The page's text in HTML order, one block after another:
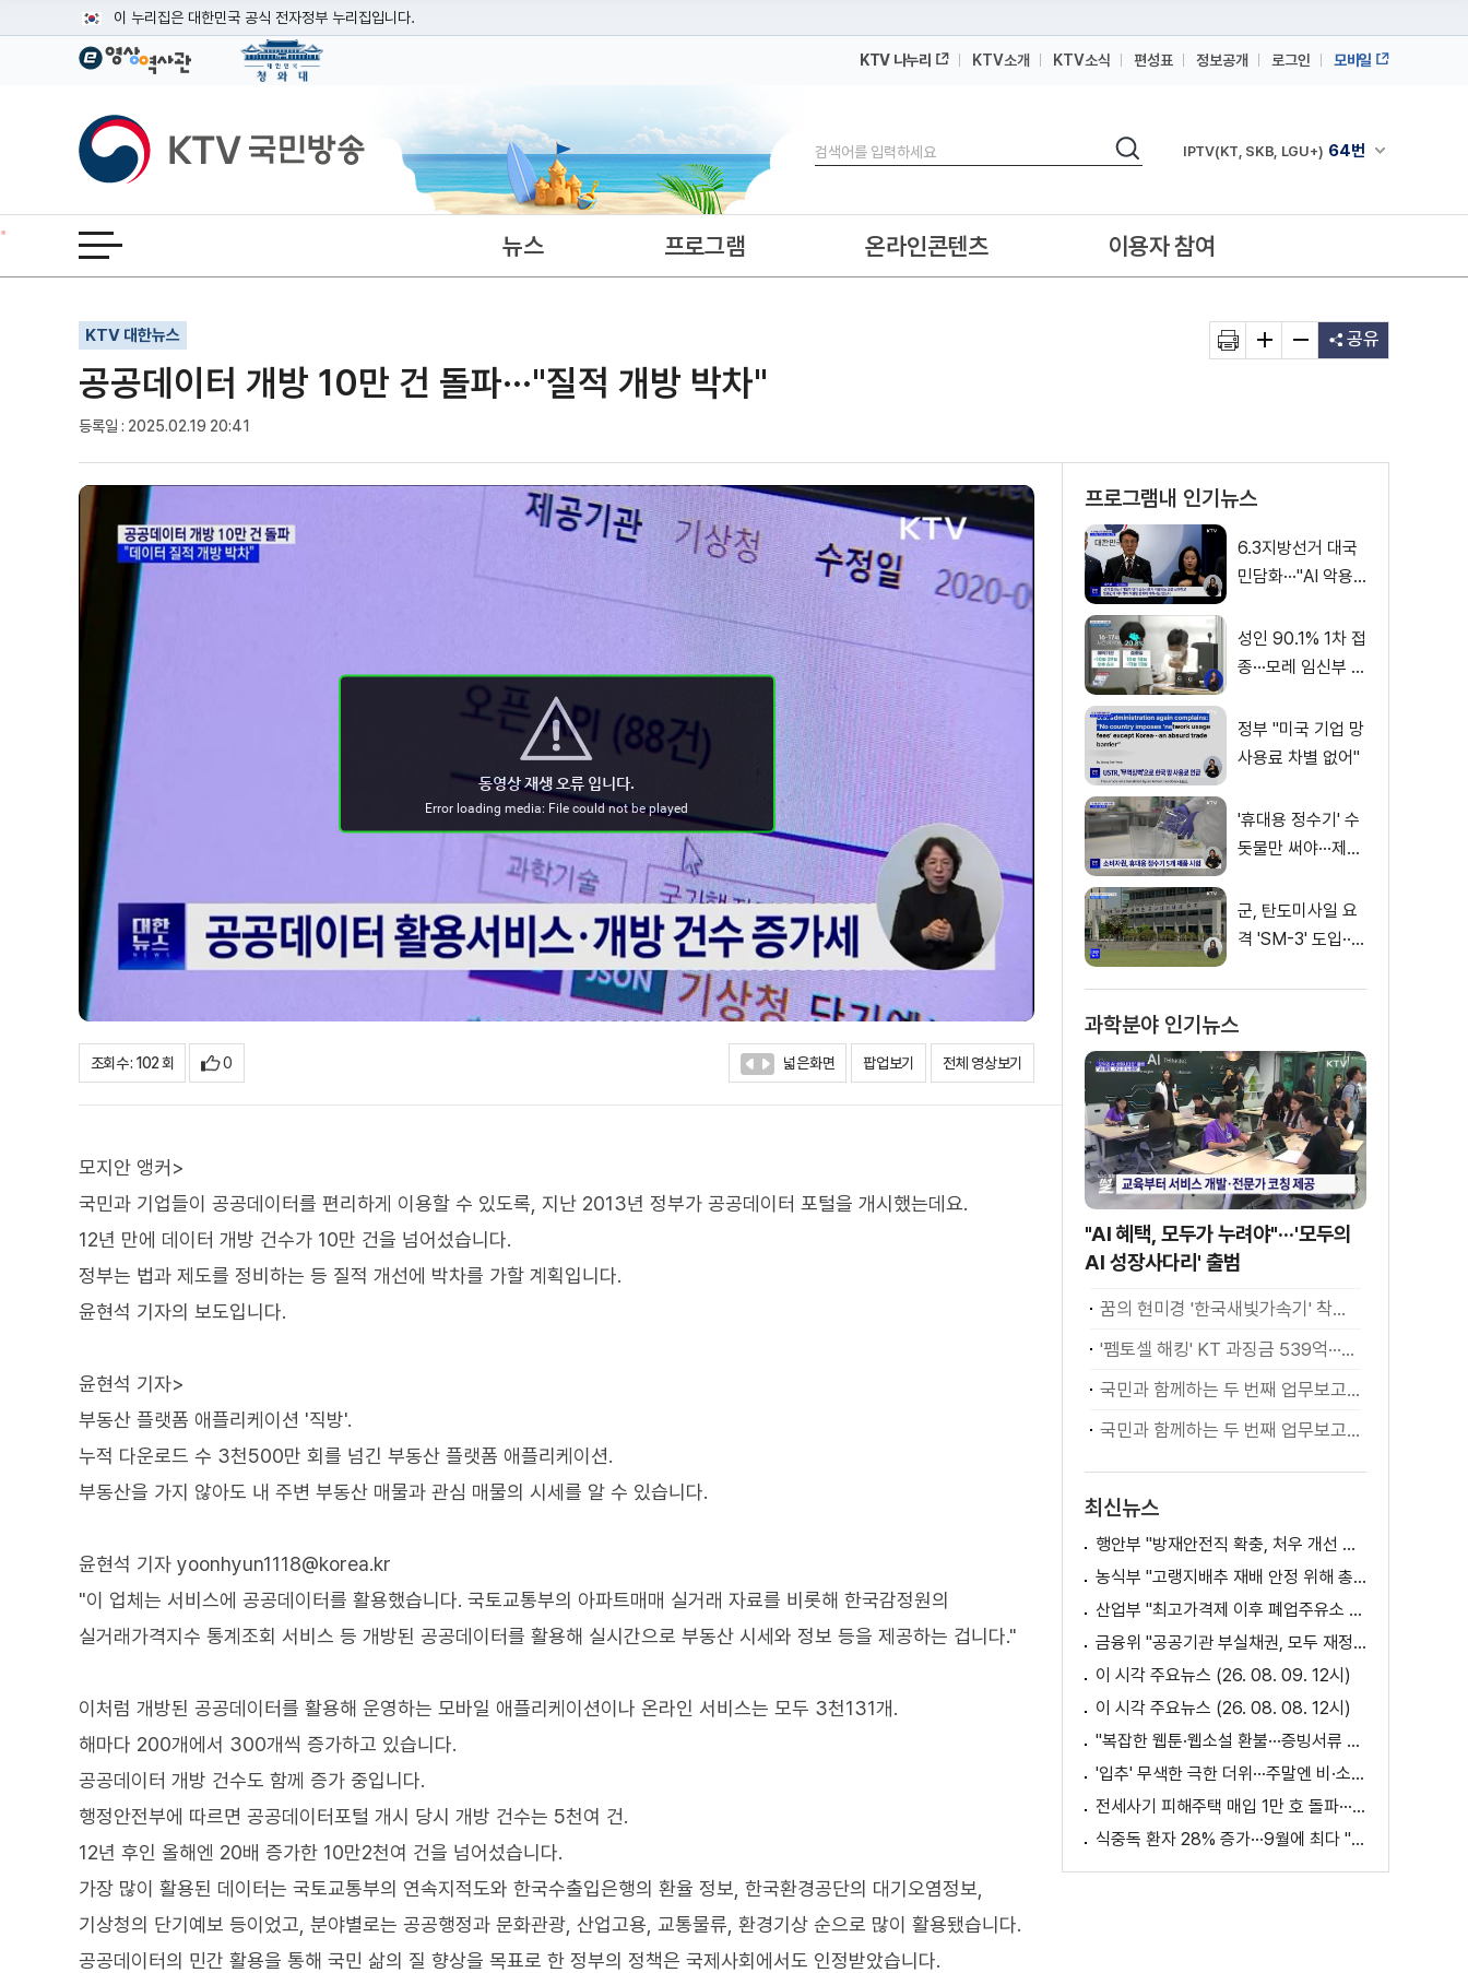
이 누리집은 대한민국 공식 전자정부 누리집입니다.
공식 누리집 주소 확인하기
이밖에 or.kr 또는 .kr등 다른 도메인 주소를 사용하고 있다면 아래 URL에서 도메인 주소를 확인해 보세요
운영중인 공식 누리집보기
KTV 나누리 KTV소개 KTV소식 편성표 정보공개 로그인 모바일
KTV국민방송
검색
검색 채널안내 펼쳐
IPTV(KT, SKB, LGU+) 64번
IPTV(KT, SKB, LGU+)
전체메뉴 열기 뉴스 프로그램 온라인콘텐츠 이용자 참여
KTV 대한뉴스
공공데이터 개방 10만 건 돌파···"질적 개방 박차"
등록일 : 2025.02.19 20:41
기사인쇄
글자확대
글자축소 공유
조회수 : 102 회 0 넓은화면 팝업보기 전체 영상보기
모지안 앵커>
국민과 기업들이 공공데이터를 편리하게 이용할 수 있도록, 지난 2013년 정부가 공공데이터 포털을 개시했는데요.
12년 만에 데이터 개방 건수가 10만 건을 넘어섰습니다.
정부는 법과 제도를 정비하는 등 질적 개선에 박차를 가할 계획입니다.
윤현석 기자의 보도입니다.
윤현석 기자>
부동산 플랫폼 애플리케이션 '직방'.
누적 다운로드 수 3천500만 회를 넘긴 부동산 플랫폼 애플리케이션.
부동산을 가지 않아도 내 주변 부동산 매물과 관심 매물의 시세를 알 수 있습니다.
윤현석 기자 yoonhyun1118@korea.kr
"이 업체는 서비스에 공공데이터를 활용했습니다. 국토교통부의 아파트매매 실거래 자료를 비롯해 한국감정원의
실거래가격지수 통계조회 서비스 등 개방된 공공데이터를 활용해 실시간으로 부동산 시세와 정보 등을 제공하는 겁니다."
이처럼 개방된 공공데이터를 활용해 운영하는 모바일 애플리케이션이나 온라인 서비스는 모두 3천131개.
해마다 200개에서 300개씩 증가하고 있습니다.
공공데이터 개방 건수도 함께 증가 중입니다.
행정안전부에 따르면 공공데이터포털 개시 당시 개방 건수는 5천여 건.
12년 후인 올해엔 20배 증가한 10만2천여 건을 넘어섰습니다.
가장 많이 활용된 데이터는 국토교통부의 연속지적도와 한국수출입은행의 환율 정보, 한국환경공단의 대기오염정보,
기상청의 단기예보 등이었고, 분야별로는 공공행정과 문화관광, 산업고용, 교통물류, 환경기상 순으로 많이 활용됐습니다.
공공데이터의 민간 활용을 통해 국민 삶의 질 향상을 목표로 한 정부의 정책은 국제사회에서도 인정받았습니다.
프로그램내 인기뉴스
6.3지방선거 대국
민담화···"AI 악용
성인 90.1% 1차 접
종···모레 임신부 사
정부 "미국 기업 망
사용료 차별 없어"
'휴대용 정수기' 수
돗물만 써야···제품
군, 탄도미사일 요
격 'SM-3' 도입···
과학분야 인기뉴스
"AI 혜택, 모두가 누려야"···'모두의
AI 성장사다리' 출범
꿈의 현미경 '한국새빛가속기' 착공···1조1천억 투입
'펨토셀 해킹' KT 과징금 539억···조사 방해 고발
국민과 함께하는 두 번째 업무보고 - 과학기술·사회
국민과 함께하는 두 번째 업무보고 - 과학기술·사회 이재명 대통령 모두말씀
최신뉴스
행안부 "방재안전직 확충, 처우 개선 등 위한 제도개선 추진"
농식부 "고랭지배추 재배 안정 위해 총력···배추가격 점차 안정세"
산업부 "최고가격제 이후 폐업주유소 증가? 사실 아냐"
금융위 "공공기관 부실채권, 모두 재정으로 보전되는 것 아냐"
이 시각 주요뉴스 (26. 08. 09. 12시)
이 시각 주요뉴스 (26. 08. 08. 12시)
"복잡한 웹툰·웹소설 환불···증빙서류 요구까지"
'입추' 무색한 극한 더위···주말엔 비·소나기
전세사기 피해주택 매입 1만 호 돌파···피해 지원 속도
식중독 환자 28% 증가···9월에 최다 "입추 방심 금물"